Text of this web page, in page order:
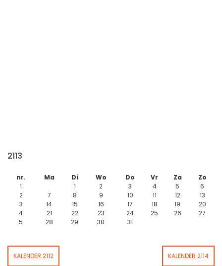
2113
nr. Ma Di Wo Do Vr Za
Zo
1
1 2 3 4 5
6
2
7 8 9 10 11 12
13
3
14 15 16 17 18 19
20
4
21 22 23 24 25 26
27
5
28 29 30 31
KALENDER 2112 KALENDER 2114